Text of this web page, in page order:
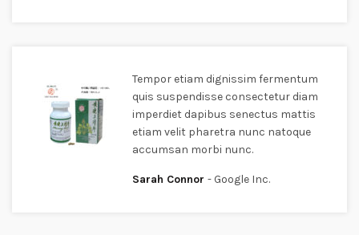
Tempor etiam dignissim fermentum
quis suspendisse consectetur diam
imperdiet dapibus senectus mattis
etiam velit pharetra nunc natoque
accumsan morbi nunc.
Sarah Connor Google Inc.